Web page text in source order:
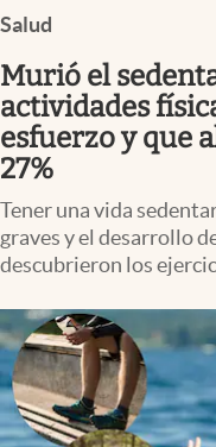
Pc y celular
Vida y estilo
Clima
Mediakit
abre en nueva pestaña
México
Salud
Murió el
actividades
esfuerzo y que
27%
Tener una vida
graves y el desarrollo
descubrieron los